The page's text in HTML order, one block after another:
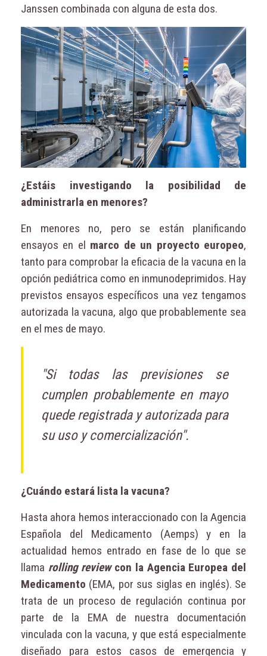
Janssen combinada con alguna de esta dos.
¿Estáis investigando la posibilidad de
administrarla en menores?
En menores no, pero se están planificando
ensayos en el marco de un proyecto europeo,
tanto para comprobar la eficacia de la vacuna en la
opción pediátrica como en inmunodeprimidos. Hay
previstos ensayos específicos una vez tengamos
autorizada la vacuna, algo que probablemente sea
en el mes de mayo.
"Si todas las previsiones se
cumplen probablemente en mayo
quede registrada y autorizada para
su uso y comercialización".
¿Cuándo estará lista la vacuna?
Hasta ahora hemos interaccionado con la Agencia
Española del Medicamento (Aemps) y en la
actualidad hemos entrado en fase de lo que se
llama rolling reviewcon la Agencia Europea del
Medicamento (EMA, por sus siglas en inglés). Se
trata de un proceso de regulación continua por
parte de la EMA de nuestra documentación
vinculada con la vacuna, y que está especialmente
diseñado para estos casos de emergencia y